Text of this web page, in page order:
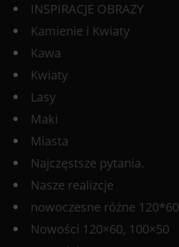
INSPIRACJE OBRAZY
Kamienie i Kwiaty
Kawa
Kwiaty
Lasy
Maki
Miasta
Najczęstsze pytania.
Nasze realizcje
nowoczesne różne 120*60
Nowości 120×60, 100×50